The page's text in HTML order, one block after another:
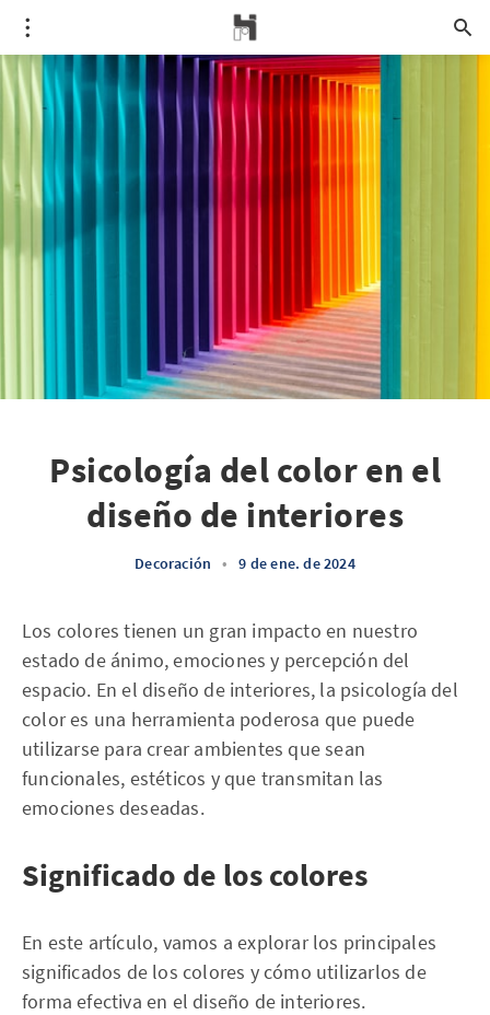
Psicología del color en el
diseño de interiores
Decoración • 9 de ene. de 2024
Los colores tienen un gran impacto en nuestro
estado de ánimo, emociones y percepción del
espacio. En el diseño de interiores, la psicología del
color es una herramienta poderosa que puede
utilizarse para crear ambientes que sean
funcionales, estéticos y que transmitan las
emociones deseadas.
Significado de los colores
En este artículo, vamos a explorar los principales
significados de los colores y cómo utilizarlos de
forma efectiva en el diseño de interiores.